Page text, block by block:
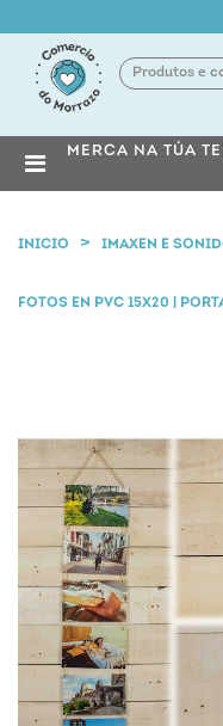
MERCA NA TÚA
INICIO IMAXEN E
FOTOS EN PVC 15X20 |